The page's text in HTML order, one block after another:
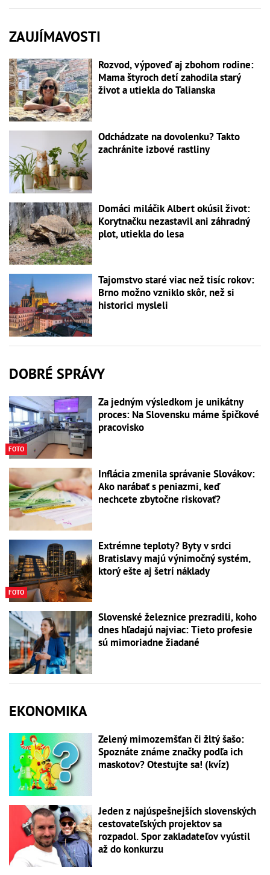
ZAUJÍMAVOSTI
Rozvod, výpoveď aj zbohom rodine:
Mama štyroch detí zahodila starý
život a utiekla do Talianska
Odchádzate na dovolenku? Takto
zachránite izbové rastliny
Domáci miláčik Albert okúsil život:
Korytnačku nezastavil ani záhradný
plot, utiekla do lesa
Tajomstvo staré viac než tisíc rokov:
Brno možno vzniklo skôr, než si
historici mysleli
DOBRÉ SPRÁVY
FOTO
Za jedným výsledkom je unikátny
proces: Na Slovensku máme špičkové
pracovisko
Inflácia zmenila správanie Slovákov:
Ako narábať s peniazmi, keď
nechcete zbytočne riskovať?
FOTO
Extrémne teploty? Byty v srdci
Bratislavy majú výnimočný systém,
ktorý ešte aj šetrí náklady
Slovenské železnice prezradili, koho
dnes hľadajú najviac: Tieto profesie
sú mimoriadne žiadané
EKONOMIKA
Zelený mimozemšťan či žltý šašo:
Spoznáte známe značky podľa ich
maskotov? Otestujte sa! (kvíz)
Jeden z najúspešnejších slovenských
cestovateľských projektov sa
rozpadol. Spor zakladateľov vyústil
až do konkurzu